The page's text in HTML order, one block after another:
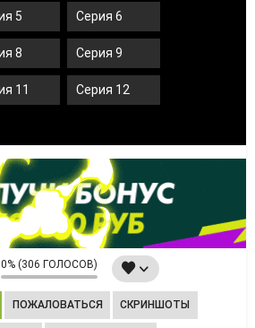
5 Серия 6
8 Серия 9
11 Серия 12
0% (306 ГОЛОСОВ)
ПОЖАЛОВАТЬСЯ СКРИНШОТЫ